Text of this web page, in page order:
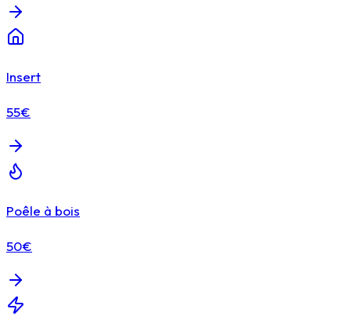
Insert
55€
Poêle à bois
50€